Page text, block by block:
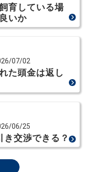
育している場
いか
07/02
た頭金は返し
06/25
き交渉できる？